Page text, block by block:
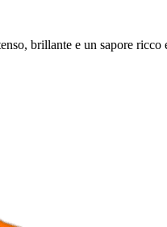
brillante e un sapore ricco